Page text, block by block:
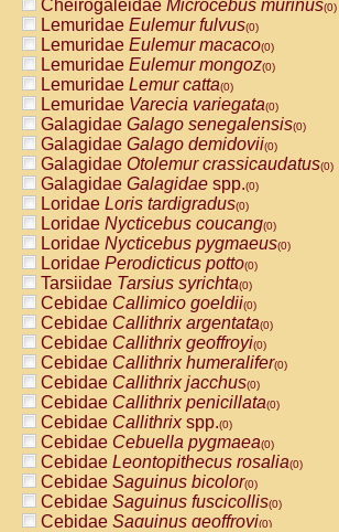
Cheirogaleidae Microcebus murinus(0)
Lemuridae Eulemur fulvus(0)
Lemuridae Eulemur macaco(0)
Lemuridae Eulemur mongoz(0)
Lemuridae Lemur catta(0)
Lemuridae Varecia variegata(0)
Galagidae Galago senegalensis(0)
Galagidae Galago demidovii(0)
Galagidae Otolemur crassicaudatus(0)
Galagidae Galagidae spp.(0)
Loridae Loris tardigradus(0)
Loridae Nycticebus coucang(0)
Loridae Nycticebus pygmaeus(0)
Loridae Perodicticus potto(0)
Tarsiidae Tarsius syrichta(0)
Cebidae Callimico goeldii(0)
Cebidae Callithrix argentata(0)
Cebidae Callithrix geoffroyi(0)
Cebidae Callithrix humeralifer(0)
Cebidae Callithrix jacchus(0)
Cebidae Callithrix penicillata(0)
Cebidae Callithrixspp.(0)
Cebidae Cebuella pygmaea(0)
Cebidae Leontopithecus rosalia(0)
Cebidae Saguinus bicolor(0)
Cebidae Saguinus fuscicollis(0)
Cebidae Saguinus geoffroyi(0)